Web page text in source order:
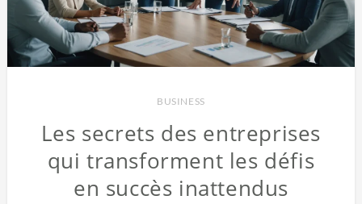
BUSINESS
Les secrets des entreprises
qui transforment les défis
en succès inattendus